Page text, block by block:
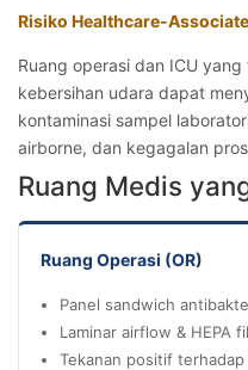
Risiko Healthcare-
Ruang operasi dan ICU
kebersihan udara dapat
kontaminasi sampel
airborne, dan kegagalan
Ruang Medis
Ruang Operasi (OR)
Panel sandwich
Laminar airflow & HEPA
Tekanan positif